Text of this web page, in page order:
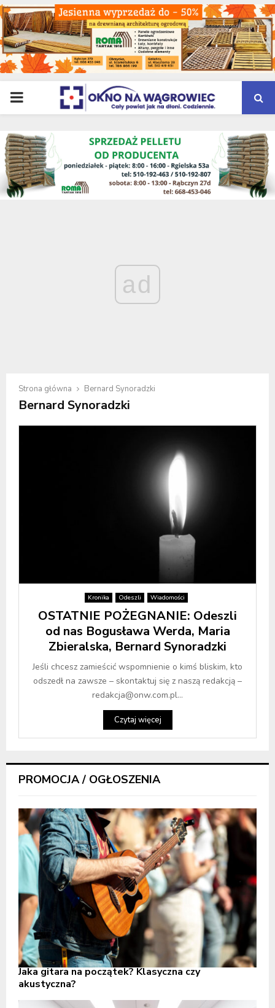
PRIMARY
MENU
ad
Strona główna Bernard Synoradzki
Bernard Synoradzki
Kronika Odeszli Wiadomości
OSTATNIE POŻEGNANIE: Odeszli
od nas Bogusława Werda, Maria
Zbieralska, Bernard Synoradzki
Jeśli chcesz zamieścić wspomnienie o kimś bliskim, kto
odszedł na zawsze – skontaktuj się z naszą redakcją –
redakcja@onw.com.pl...
Czytaj więcej
PROMOCJA / OGŁOSZENIA
Jaka gitara na początek? Klasyczna czy
akustyczna?